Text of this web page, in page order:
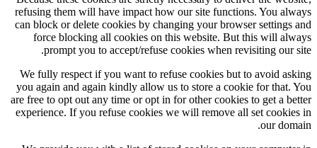
refusing them will have impact how our site functions. You always
can block or delete cookies by changing your browser settings and
force blocking all cookies on this website. But this will always
prompt you to accept/refuse cookies when revisiting our site.
We fully respect if you want to refuse cookies but to avoid asking
you again and again kindly allow us to store a cookie for that. You
are free to opt out any time or opt in for other cookies to get a better
experience. If you refuse cookies we will remove all set cookies in
our domain.